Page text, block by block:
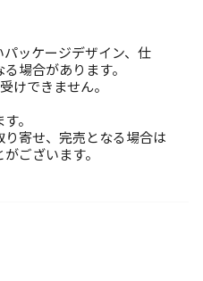
ッケージデザイン、仕
場合があります。
けできません。
。
寄せ、完売となる場合は
ございます。